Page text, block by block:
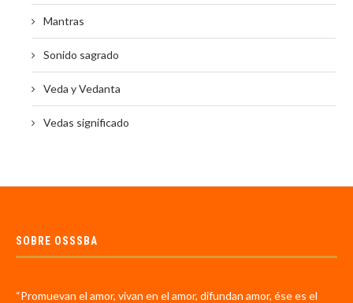
Mantras
Sonido sagrado
Veda y Vedanta
Vedas significado
SOBRE OSSSBA
“Promuevan el amor, vivan en el amor, difundan amor, ése es el